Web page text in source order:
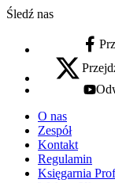
Śledź nas
x - otwiera się
O nas
Zespół
Kontakt
Regulamin
Księgarnia